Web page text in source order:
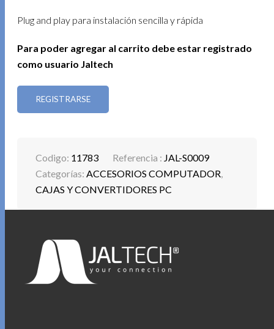
Plug and play para instalación sencilla y rápida
Para poder agregar al carrito debe estar registrado
como usuario Jaltech
REGISTRARSE
Codigo: 11783 Referencia : JAL-S0009
Categorías:ACCESORIOS COMPUTADOR,
CAJAS Y CONVERTIDORES PC